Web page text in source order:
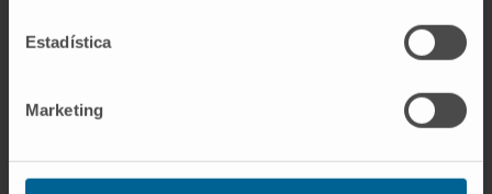
Estadística
Marketing